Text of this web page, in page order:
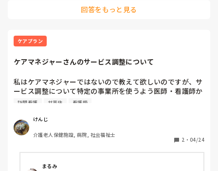
手かお局です。看護部長はどう思っているのか知りませんが、
きっと上層部は、看護師さんを駒としか思ってないんだろうな
と思っていました。ひどい話です。
回答をもっと見る
ケアプラン
ケアマネジャーさんのサービス調整について
私はケアマネジャーではないので教えて欲しいのですが、サ
ービス調整について特定の事業所を使うよう医師・看護師か
ら指示されたりしませんか？
時期問題視され、今回の診療報酬改定でかなり細かくなりま
したね。
訪問看護 サ高住 看護師
けんじ
介護老人保健施設, 病院, 社会福祉士
2 ・ 04/24
まるみ